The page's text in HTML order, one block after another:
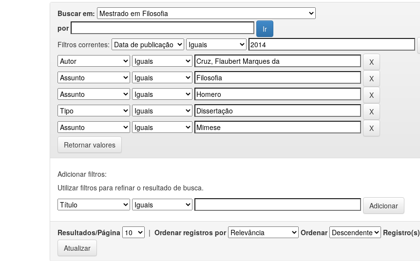
Buscar em:
por
Filtros correntes:
Retornar valores
Adicionar filtros:
Utilizar filtros para refinar o resultado de busca.
Resultados/Página | Ordenar registros por Ordenar Registro(s)